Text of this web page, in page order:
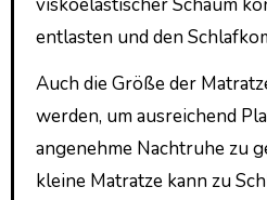
entlasten und den
Auch die Größe der
werden, um ausreichend
angenehme Nachtruhe zu
kleine Matratze kann zu